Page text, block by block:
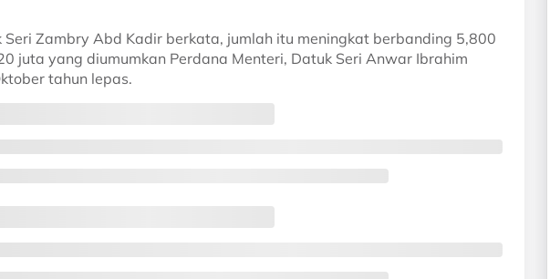
Zambry Abd Kadir berkata, jumlah itu meningkat berbanding 5,800
juta yang diumumkan Perdana Menteri, Datuk Seri Anwar Ibrahim
tahun lepas.